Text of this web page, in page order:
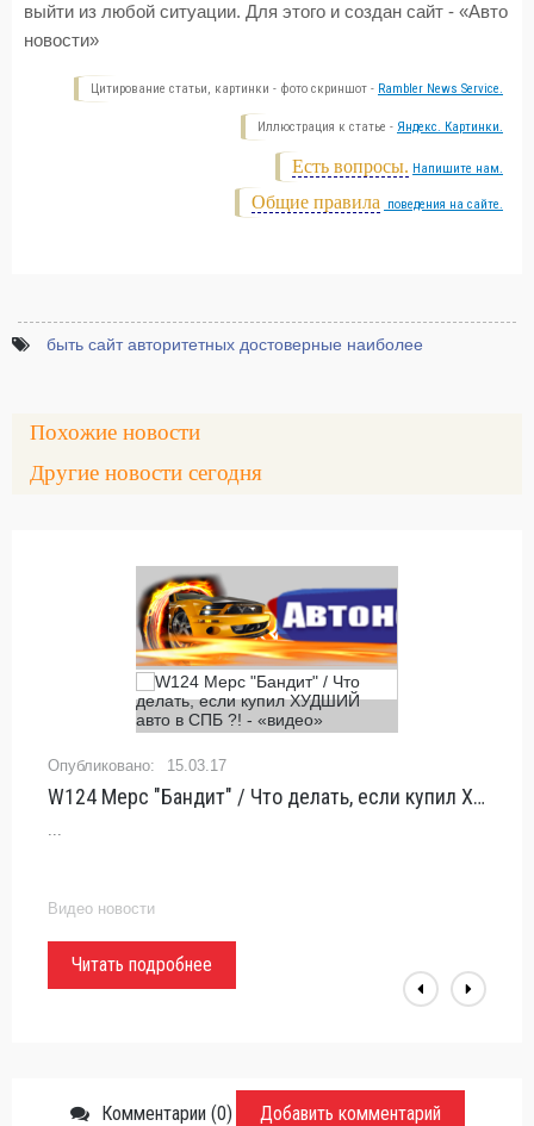
выйти из любой ситуации. Для этого и создан сайт - «Авто
новости»
Цитирование статьи, картинки - фото скриншот - Rambler News Service.
Иллюстрация к статье - Яндекс. Картинки.
Есть вопросы. Напишите нам.
Общие правила поведения на сайте.
быть сайт авторитетных достоверные наиболее
Похожие новости
Другие новости сегодня
22.05.17
Мерседес W124 за 140 000. Проверка на прочность! - «видео»
Видео новости
Читать подробнее
Комментарии (0) Добавить комментарий